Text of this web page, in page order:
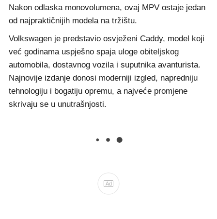
Nakon odlaska monovolumena, ovaj MPV ostaje jedan
od najpraktičnijih modela na tržištu.
Volkswagen je predstavio osvježeni Caddy, model koji
već godinama uspješno spaja uloge obiteljskog
automobila, dostavnog vozila i suputnika avanturista.
Najnovije izdanje donosi moderniji izgled, napredniju
tehnologiju i bogatiju opremu, a najveće promjene
skrivaju se u unutrašnjosti.
Ad